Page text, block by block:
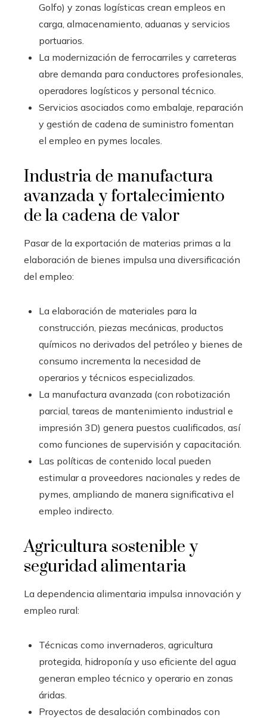
Golfo) y zonas logísticas crean empleos en
carga, almacenamiento, aduanas y servicios
portuarios.
La modernización de ferrocarriles y carreteras
abre demanda para conductores profesionales,
operadores logísticos y personal técnico.
Servicios asociados como embalaje, reparación
y gestión de cadena de suministro fomentan
el empleo en pymes locales.
Industria de manufactura
avanzada y fortalecimiento
de la cadena de valor
Pasar de la exportación de materias primas a la
elaboración de bienes impulsa una diversificación
del empleo:
La elaboración de materiales para la
construcción, piezas mecánicas, productos
químicos no derivados del petróleo y bienes de
consumo incrementa la necesidad de
operarios y técnicos especializados.
La manufactura avanzada (con robotización
parcial, tareas de mantenimiento industrial e
impresión 3D) genera puestos cualificados, así
como funciones de supervisión y capacitación.
Las políticas de contenido local pueden
estimular a proveedores nacionales y redes de
pymes, ampliando de manera significativa el
empleo indirecto.
Agricultura sostenible y
seguridad alimentaria
La dependencia alimentaria impulsa innovación y
empleo rural:
Técnicas como invernaderos, agricultura
protegida, hidroponía y uso eficiente del agua
generan empleo técnico y operario en zonas
áridas.
Proyectos de desalación combinados con